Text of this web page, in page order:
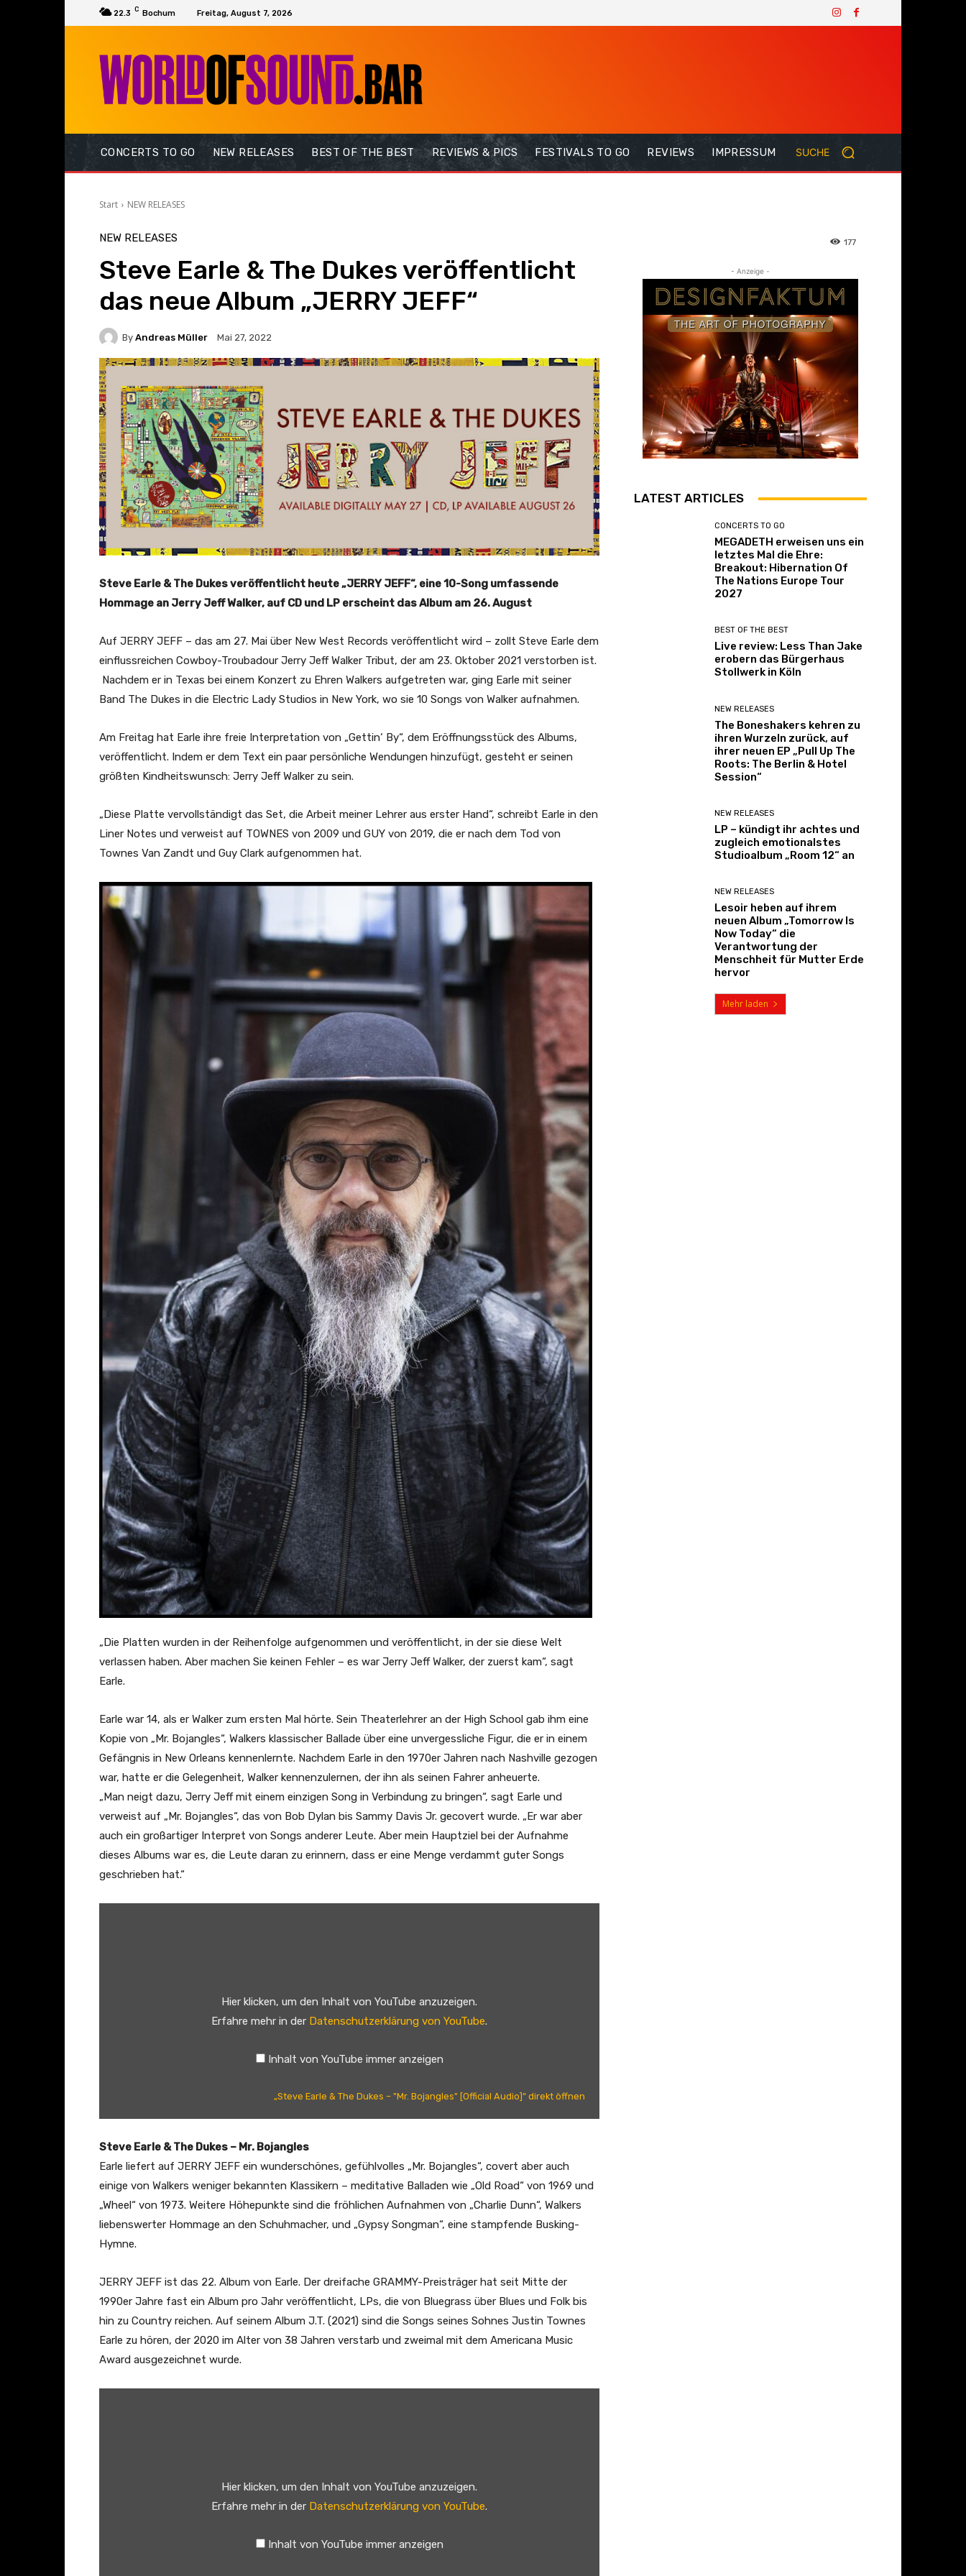
22.3 C Bochum Freitag, August 7, 2026
CONCERTS TO GO NEW RELEASES BEST OF THE BEST REVIEWS & PICS FESTIVALS TO GO REVIEWS IMPRESSUM SUCHE
Start NEW RELEASES
NEW RELEASES
Steve Earle & The Dukes veröffentlicht
das neue Album „JERRY JEFF“
By Andreas Müller Mai 27, 2022
Steve Earle & The Dukes veröffentlicht heute „JERRY JEFF“, eine 10-Song umfassende
Hommage an Jerry Jeff Walker, auf CD und LP erscheint das Album am 26. August
Auf JERRY JEFF – das am 27. Mai über New West Records veröffentlicht wird – zollt Steve Earle dem
einflussreichen Cowboy-Troubadour Jerry Jeff Walker Tribut, der am 23. Oktober 2021 verstorben ist.
Nachdem er in Texas bei einem Konzert zu Ehren Walkers aufgetreten war, ging Earle mit seiner
Band The Dukes in die Electric Lady Studios in New York, wo sie 10 Songs von Walker aufnahmen.
Am Freitag hat Earle ihre freie Interpretation von „Gettin‘ By“, dem Eröffnungsstück des Albums,
veröffentlicht. Indem er dem Text ein paar persönliche Wendungen hinzufügt, gesteht er seinen
größten Kindheitswunsch: Jerry Jeff Walker zu sein.
„Diese Platte vervollständigt das Set, die Arbeit meiner Lehrer aus erster Hand“, schreibt Earle in den
Liner Notes und verweist auf TOWNES von 2009 und GUY von 2019, die er nach dem Tod von
Townes Van Zandt und Guy Clark aufgenommen hat.
„Die Platten wurden in der Reihenfolge aufgenommen und veröffentlicht, in der sie diese Welt
verlassen haben. Aber machen Sie keinen Fehler – es war Jerry Jeff Walker, der zuerst kam“, sagt
Earle.
Earle war 14, als er Walker zum ersten Mal hörte. Sein Theaterlehrer an der High School gab ihm eine
Kopie von „Mr. Bojangles“, Walkers klassischer Ballade über eine unvergessliche Figur, die er in einem
Gefängnis in New Orleans kennenlernte. Nachdem Earle in den 1970er Jahren nach Nashville gezogen
war, hatte er die Gelegenheit, Walker kennenzulernen, der ihn als seinen Fahrer anheuerte.
„Man neigt dazu, Jerry Jeff mit einem einzigen Song in Verbindung zu bringen“, sagt Earle und
verweist auf „Mr. Bojangles“, das von Bob Dylan bis Sammy Davis Jr. gecovert wurde. „Er war aber
auch ein großartiger Interpret von Songs anderer Leute. Aber mein Hauptziel bei der Aufnahme
dieses Albums war es, die Leute daran zu erinnern, dass er eine Menge verdammt guter Songs
geschrieben hat.“
T
h
e
D
u
k
s
–
"
M
r
Hier klicken, um den Inhalt von YouTube anzuzeigen.
Erfahre mehr in der Datenschutzerklärung von YouTube.
Inhalt von YouTube immer anzeigen
„Steve Earle & The Dukes – "Mr. Bojangles" [Official Audio]“ direkt öffnen
Steve Earle & The Dukes – Mr. Bojangles
Earle liefert auf JERRY JEFF ein wunderschönes, gefühlvolles „Mr. Bojangles“, covert aber auch
einige von Walkers weniger bekannten Klassikern – meditative Balladen wie „Old Road“ von 1969 und
„Wheel“ von 1973. Weitere Höhepunkte sind die fröhlichen Aufnahmen von „Charlie Dunn“, Walkers
liebenswerter Hommage an den Schuhmacher, und „Gypsy Songman“, eine stampfende Busking-
Hymne.
JERRY JEFF ist das 22. Album von Earle. Der dreifache GRAMMY-Preisträger hat seit Mitte der
1990er Jahre fast ein Album pro Jahr veröffentlicht, LPs, die von Bluegrass über Blues und Folk bis
hin zu Country reichen. Auf seinem Album J.T. (2021) sind die Songs seines Sohnes Justin Townes
Earle zu hören, der 2020 im Alter von 38 Jahren verstarb und zweimal mit dem Americana Music
Award ausgezeichnet wurde.
Hier klicken, um den Inhalt von YouTube anzuzeigen.
Erfahre mehr in der Datenschutzerklärung von YouTube.
Inhalt von YouTube immer anzeigen
177
- Anzeige -
LATEST ARTICLES
CONCERTS TO GO
MEGADETH erweisen uns ein
letztes Mal die Ehre:
Breakout: Hibernation Of
The Nations Europe Tour
2027
BEST OF THE BEST
Live review: Less Than Jake
erobern das Bürgerhaus
Stollwerk in Köln
NEW RELEASES
The Boneshakers kehren zu
ihren Wurzeln zurück, auf
ihrer neuen EP „Pull Up The
Roots: The Berlin & Hotel
Session“
NEW RELEASES
LP – kündigt ihr achtes und
zugleich emotionalstes
Studioalbum „Room 12“ an
NEW RELEASES
Lesoir heben auf ihrem
neuen Album „Tomorrow Is
Now Today“ die
Verantwortung der
Menschheit für Mutter Erde
hervor
Mehr laden